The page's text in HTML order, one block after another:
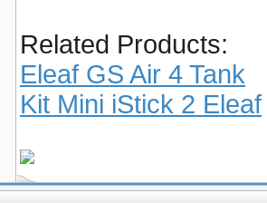
Related Products:
Eleaf GS Air 4 Tank
Kit Mini iStick 2 Eleaf